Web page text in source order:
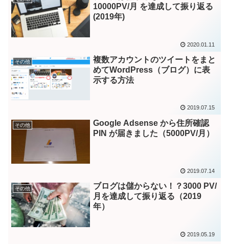
10000PV/月 を達成して振り返る
(2019年)
2020.01.11
その他
複数アカウントのツイートをまと
めてWordPress（ブログ）に表
示する方法
2019.07.15
その他
Google Adsense から住所確認
PIN が届きました（5000PV/月）
2019.07.14
その他
ブログは儲からない！？3000 PV/
月を達成して振り返る（2019
年）
2019.05.19